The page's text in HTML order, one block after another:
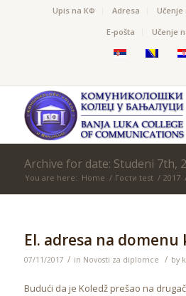
Upis na КФ Adresa Učenje
Е-pošta
Učenje
Archive for date: Studeni 7th,
You are here: Home / Гости test / 2017
El. adresa na
07/11/2017 / in Novosti za diplomce / by
Budući da je Koledž prešao na